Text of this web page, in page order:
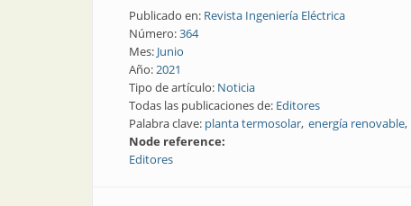
Publicado en: Revista Ingeniería Eléctrica
Número:364
Mes: Junio
Año:2021
Tipo de artículo: Noticia
Todas las publicaciones de: Editores
Palabra clave: planta termosolar energía renovable
Node reference:
Editores